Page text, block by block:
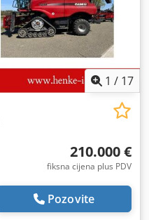
1 / 17
210.000 €
fiksna cijena plus PDV
Pozovite